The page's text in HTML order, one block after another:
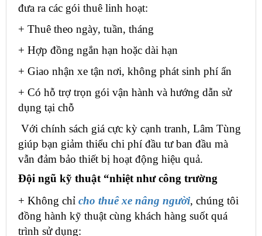
đưa ra các gói thuê linh hoạt:
+ Thuê theo ngày, tuần, tháng
+ Hợp đồng ngắn hạn hoặc dài hạn
+ Giao nhận xe tận nơi, không phát sinh phí ẩn
+ Có hỗ trợ trọn gói vận hành và hướng dẫn sử
dụng tại chỗ
Với chính sách giá cực kỳ cạnh tranh, Lâm Tùng
giúp bạn giảm thiểu chi phí đầu tư ban đầu mà
vẫn đảm bảo thiết bị hoạt động hiệu quả.
Đội ngũ kỹ thuật “nhiệt như công trường
+ Không chỉ cho thuê xe nâng người, chúng tôi
đồng hành kỹ thuật cùng khách hàng suốt quá
trình sử dụng: